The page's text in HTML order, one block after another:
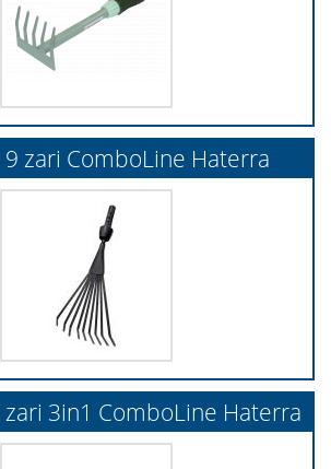
zari ComboLine Haterra
3in1 ComboLine Haterra